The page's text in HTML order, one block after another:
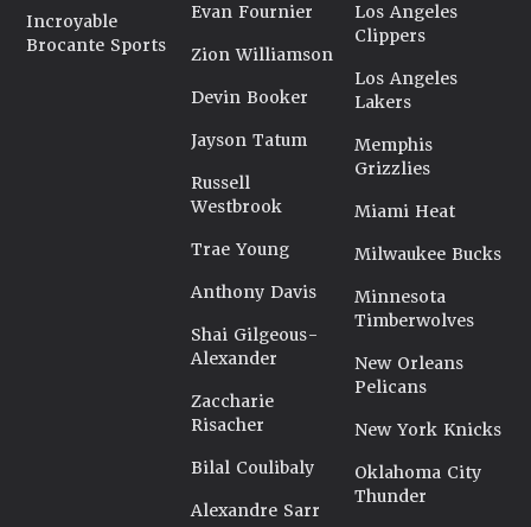
Incroyable
Brocante Sports
Evan Fournier
Zion Williamson
Devin Booker
Jayson Tatum
Russell
Westbrook
Trae Young
Anthony Davis
Shai Gilgeous-
Alexander
Zaccharie
Risacher
Bilal Coulibaly
Alexandre Sarr
Los Angeles
Clippers
Los Angeles
Lakers
Memphis
Grizzlies
Miami Heat
Milwaukee Bucks
Minnesota
Timberwolves
New Orleans
Pelicans
New York Knicks
Oklahoma City
Thunder